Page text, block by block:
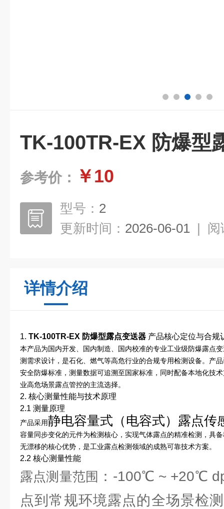
TK-100TR-EX 防爆型
参考价： ￥10
型号： 2
更新时间： 2026-06-01 | 阅
详情介绍
1. TK-100TR-EX 防爆型露点变送器 产品核心定位与合规
本产品为国内开发、国内制造、国内校准的专业工业级防爆露点
测需求设计，是石化、燃气等高危行业的合规专用检测设备。产
安全防爆标准，测量数据可追溯至国家标准，同时配备本地化技
业高危场景露点管控的主流选择。
2. 核心测量性能与技术原理
2.1 测量原理
产品采用静电容量式（电容式）露点传
容量同步变化的元件为检测核心，实现气体露点的精准检测，具
无漂移的核心优势，是工业露点检测领域的成熟可靠技术方案。
2.2 核心测量性能
露点测量范围 ：-100℃ ~ +20℃
点到常规环境露点的全场景检